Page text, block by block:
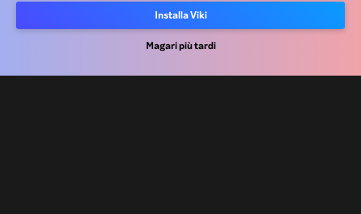
Installa Viki
Magari più tardi